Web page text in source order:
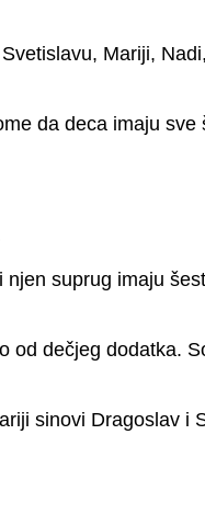
Mariji,
da deca imaju sve
suprug imaju
dečjeg dodatka.
sinovi Dragoslav